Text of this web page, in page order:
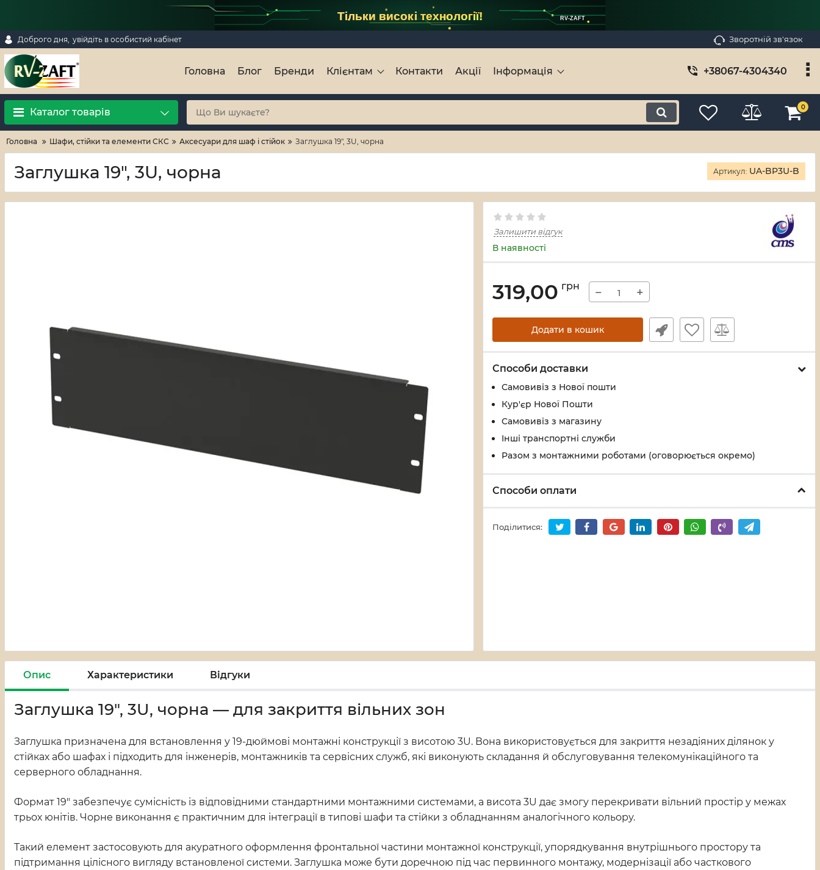
Тільки високі технології! RV-ZAFT
Доброго дня, увійдіть в особистий кабінет Зворотній зв'язок
Головна Блог Бренди Клієнтам Контакти Акції Інформація +38067-4304340
Каталог товарів 0
Головна Шафи, стійки та елементи СКС Аксесуари для шаф і стійок Заглушка 19", 3U, чорна
Заглушка 19", 3U, чорна Артикул: UA-BP3U-B
Залишити відгук
В наявності
319,00 грн − +
Додати в кошик
Способи доставки
Самовивіз з Нової пошти
Кур'єр Нової Пошти
Самовивіз з магазину
Інші транспортні служби
Разом з монтажними роботами (оговорюється окремо)
Способи оплати
Поділитися:
Опис Характеристики Відгуки
Заглушка 19", 3U, чорна — для закриття вільних зон
Заглушка призначена для встановлення у 19-дюймові монтажні конструкції з висотою 3U. Вона використовується для закриття незадіяних ділянок у
стійках або шафах і підходить для інженерів, монтажників та сервісних служб, які виконують складання й обслуговування телекомунікаційного та
серверного обладнання.
Формат 19" забезпечує сумісність із відповідними стандартними монтажними системами, а висота 3U дає змогу перекривати вільний простір у межах
трьох юнітів. Чорне виконання є практичним для інтеграції в типові шафи та стійки з обладнанням аналогічного кольору.
Такий елемент застосовують для акуратного оформлення фронтальної частини монтажної конструкції, упорядкування внутрішнього простору та
підтримання цілісного вигляду встановленої системи. Заглушка може бути доречною під час первинного монтажу, модернізації або часткового